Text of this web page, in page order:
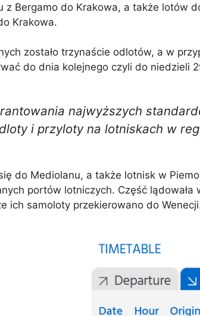
z Bergamo do Krakowa, a także lotów
Krakowa.
zostało trzynaście odlotów, a w
do dnia kolejnego czyli do niedzieli
najwyższych
i przyloty na lotniskach w
do Mediolanu, a także lotnisk w
portów lotniczych. Część lądowała
ich samoloty przekierowano do